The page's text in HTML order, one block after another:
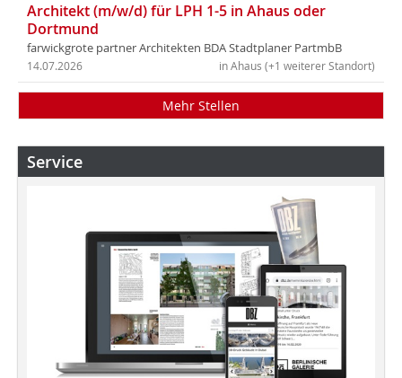
Architekt (m/w/d) für LPH 1-5 in Ahaus oder
Dortmund
farwickgrote partner Architekten BDA Stadtplaner PartmbB
in Ahaus (+1 weiterer Standort)
14.07.2026
Mehr Stellen
Service